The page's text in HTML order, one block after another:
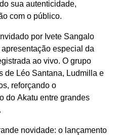
sua autenticidade,
com o público.
por Ivete Sangalo
especial da
ao vivo. O grupo
de Léo Santana, Ludmilla e
reforçando o
do Akatu entre grandes
novidade: o lançamento